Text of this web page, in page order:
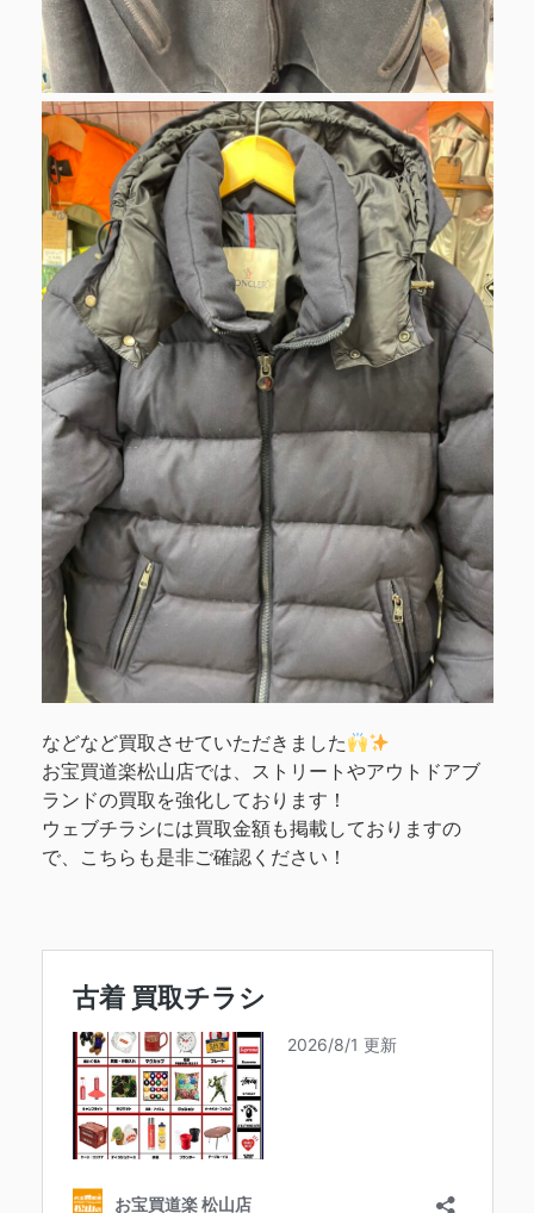
などなど買取させていただきました
お宝買道楽松山店では、ストリートやアウトドアブ
ランドの買取を強化しております！
ウェブチラシには買取金額も掲載しておりますの
で、こちらも是非ご確認ください！